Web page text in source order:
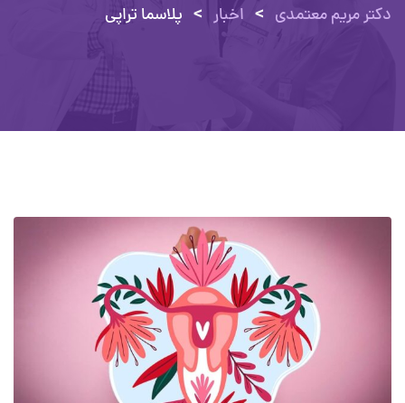
دکتر مریم معتمدی > اخبار > پلاسما تراپی